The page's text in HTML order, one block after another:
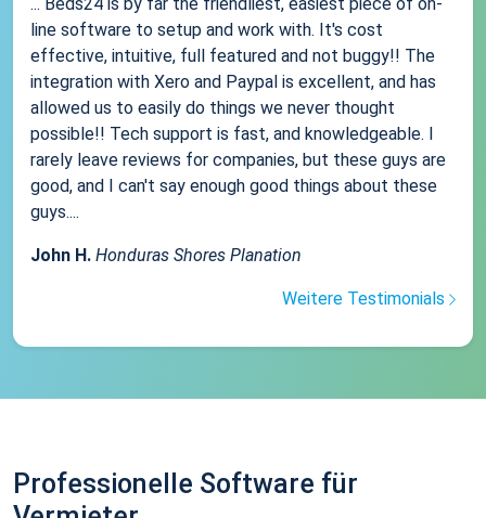
line software to setup and work with. It's cost
effective, intuitive, full featured and not buggy!! The
integration with Xero and Paypal is excellent, and has
allowed us to easily do things we never thought
possible!! Tech support is fast, and knowledgeable. I
rarely leave reviews for companies, but these guys are
good, and I can't say enough good things about these
guys....
John H. Honduras Shores Planation
Weitere Testimonials
Professionelle Software für